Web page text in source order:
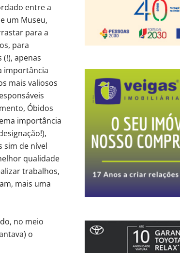
entre a
um Museu,
para a
para
apenas
importância
mais valiosos
Óbidos
importância
sim de nível
qualidade
trabalhos,
mais uma
no meio
o